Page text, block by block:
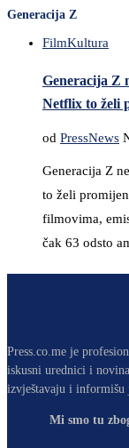
Generacija Z
FilmKultura
Generacija Z
Netflix to želi
od PressNews
Generacija Z
to želi
filmovima,
čak 63 odsto
Press.co.me je
iskusni urednici i
izvještavaju i informišu
Mi smo tu